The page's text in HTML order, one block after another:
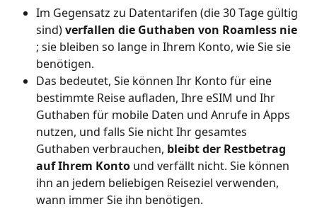
Im Gegensatz zu Datentarifen (die 30 Tage gültig
sind) verfallen die Guthaben von Roamless nie
; sie bleiben so lange in Ihrem Konto, wie Sie sie
benötigen.
Das bedeutet, Sie können Ihr Konto für eine
bestimmte Reise aufladen, Ihre eSIM und Ihr
Guthaben für mobile Daten und Anrufe in Apps
nutzen, und falls Sie nicht Ihr gesamtes
Guthaben verbrauchen, bleibt der Restbetrag
auf Ihrem Konto und verfällt nicht. Sie können
ihn an jedem beliebigen Reiseziel verwenden,
wann immer Sie ihn benötigen.